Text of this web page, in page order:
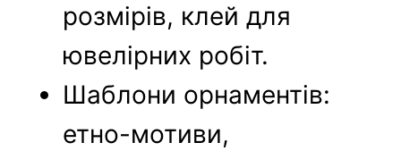
розмірів, клей для
ювелірних робіт.
Шаблони орнаментів:
етно-мотиви,